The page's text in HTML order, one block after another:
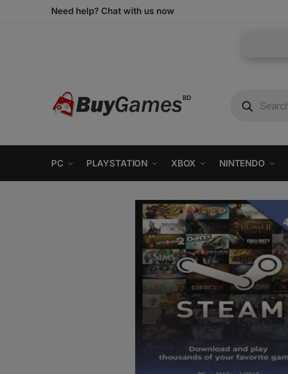
Need help? Chat with us now
PC PLAYSTATION XBOX NINTENDO